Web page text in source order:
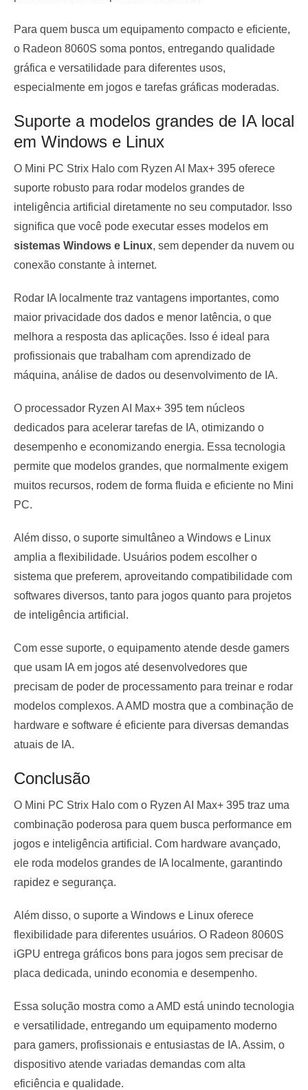
Para quem busca um equipamento compacto e eficiente,
o Radeon 8060S soma pontos, entregando qualidade
gráfica e versatilidade para diferentes usos,
especialmente em jogos e tarefas gráficas moderadas.
Suporte a modelos grandes de IA local
em Windows e Linux
O Mini PC Strix Halo com Ryzen AI Max+ 395 oferece
suporte robusto para rodar modelos grandes de
inteligência artificial diretamente no seu computador. Isso
significa que você pode executar esses modelos em
sistemas Windows e Linux, sem depender da nuvem ou
conexão constante à internet.
Rodar IA localmente traz vantagens importantes, como
maior privacidade dos dados e menor latência, o que
melhora a resposta das aplicações. Isso é ideal para
profissionais que trabalham com aprendizado de
máquina, análise de dados ou desenvolvimento de IA.
O processador Ryzen AI Max+ 395 tem núcleos
dedicados para acelerar tarefas de IA, otimizando o
desempenho e economizando energia. Essa tecnologia
permite que modelos grandes, que normalmente exigem
muitos recursos, rodem de forma fluida e eficiente no Mini
PC.
Além disso, o suporte simultâneo a Windows e Linux
amplia a flexibilidade. Usuários podem escolher o
sistema que preferem, aproveitando compatibilidade com
softwares diversos, tanto para jogos quanto para projetos
de inteligência artificial.
Com esse suporte, o equipamento atende desde gamers
que usam IA em jogos até desenvolvedores que
precisam de poder de processamento para treinar e rodar
modelos complexos. A AMD mostra que a combinação de
hardware e software é eficiente para diversas demandas
atuais de IA.
Conclusão
O Mini PC Strix Halo com o Ryzen AI Max+ 395 traz uma
combinação poderosa para quem busca performance em
jogos e inteligência artificial. Com hardware avançado,
ele roda modelos grandes de IA localmente, garantindo
rapidez e segurança.
Além disso, o suporte a Windows e Linux oferece
flexibilidade para diferentes usuários. O Radeon 8060S
iGPU entrega gráficos bons para jogos sem precisar de
placa dedicada, unindo economia e desempenho.
Essa solução mostra como a AMD está unindo tecnologia
e versatilidade, entregando um equipamento moderno
para gamers, profissionais e entusiastas de IA. Assim, o
dispositivo atende variadas demandas com alta
eficiência e qualidade.